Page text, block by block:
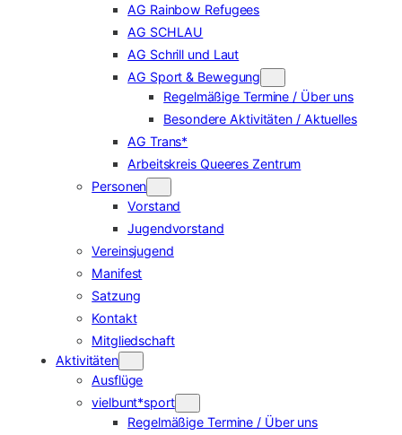
AG Rainbow Refugees
AG SCHLAU
AG Schrill und Laut
AG Sport & Bewegung
Regelmäßige Termine / Über uns
Besondere Aktivitäten / Aktuelles
AG Trans*
Arbeitskreis Queeres Zentrum
Personen
Vorstand
Jugendvorstand
Vereinsjugend
Manifest
Satzung
Kontakt
Mitgliedschaft
Aktivitäten
Ausflüge
vielbunt*sport
Regelmäßige Termine / Über uns